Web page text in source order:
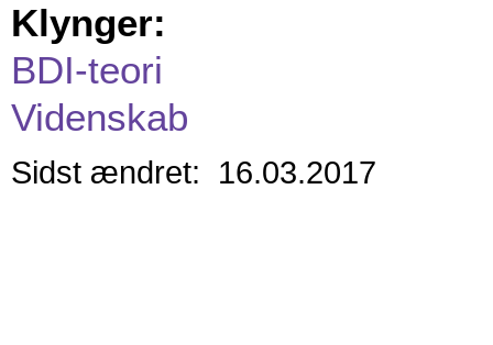
Klynger:
BDI-teori
Videnskab
Sidst ændret: 16.03.2017